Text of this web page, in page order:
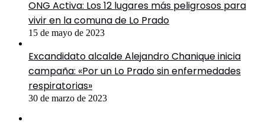
ONG Activa: Los 12 lugares más peligrosos para
vivir en la comuna de Lo Prado
15 de mayo de 2023
Excandidato alcalde Alejandro Chanique inicia
campaña: «Por un Lo Prado sin enfermedades
respiratorias»
30 de marzo de 2023